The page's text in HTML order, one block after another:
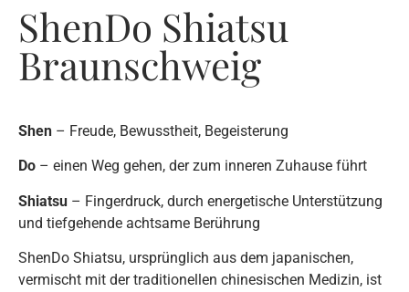
ShenDo Shiatsu
Braunschweig
Shen – Freude, Bewusstheit, Begeisterung
Do – einen Weg gehen, der zum inneren Zuhause führt
Shiatsu – Fingerdruck, durch energetische Unterstützung
und tiefgehende achtsame Berührung
ShenDo Shiatsu, ursprünglich aus dem japanischen,
vermischt mit der traditionellen chinesischen Medizin, ist